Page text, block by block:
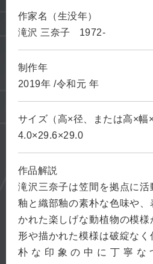
作家名（生没年）
滝沢 三奈子
1972-
制作年
2019年 /令和元 年
サイズ（高×径、または高×幅
4.0×29.6×29.0
作品解説
滝沢三奈子は笠間を拠点に
釉と織部釉の素朴な色味や
かれた楽しげな動植物の模
形や描かれた模様は破綻な
朴な印象の中に丁寧な